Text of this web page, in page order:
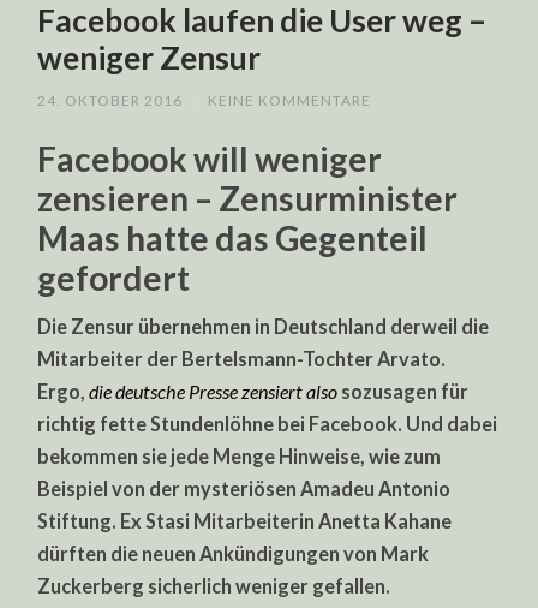
Facebook laufen die User weg –
weniger Zensur
24. OKTOBER 2016 KEINE KOMMENTARE
Facebook will weniger
zensieren – Zensurminister
Maas hatte das Gegenteil
gefordert
Die Zensur übernehmen in Deutschland derweil die
Mitarbeiter der Bertelsmann-Tochter Arvato.
Ergo,die deutsche Presse zensiert also sozusagen für
richtig fette Stundenlöhne bei Facebook. Und dabei
bekommen sie jede Menge Hinweise, wie zum
Beispiel von der mysteriösen Amadeu Antonio
Stiftung. Ex Stasi Mitarbeiterin Anetta Kahane
dürften die neuen Ankündigungen von Mark
Zuckerberg sicherlich weniger gefallen.